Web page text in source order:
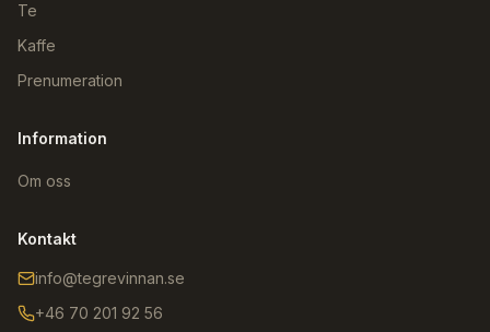
Te
Kaffe
Prenumeration
Information
Om oss
Kontakt
info@tegrevinnan.se
+46 70 201 92 56